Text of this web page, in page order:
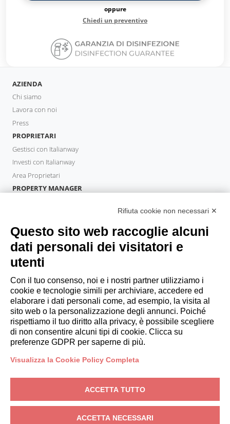
oppure
Chiedi un preventivo
AZIENDA
Chi siamo
Lavora con noi
Press
PROPRIETARI
Gestisci con Italianway
Investi con Italianway
Area Proprietari
PROPERTY MANAGER
OSPITI
Prenota un soggiorno
Soggiorni lunghi
Esperienze per gli ospiti
Sconti per gli ospiti
Convenzioni per Aziende
booking@italianway.house
+390286882952
P.IVA: 08839180968 - PMI Innovativa
Privacy-Condizioni-Cookies-Whistleblowing
Rifiuta cookie non necessari ✕
Questo sito web raccoglie alcuni
dati personali dei visitatori e
utenti
Con il tuo consenso, noi e i nostri partner utilizziamo i
cookie e tecnologie simili per archiviare, accedere ed
elaborare i dati personali come, ad esempio, la visita al
sito web o la personalizzazione degli annunci. Poiché
rispettiamo il tuo diritto alla privacy, è possibile scegliere
di non consentire alcuni tipi di cookie. Clicca su
preferenze GDPR per saperne di più.
Visualizza la Cookie Policy Completa
ACCETTA TUTTO
ACCETTA NECESSARI